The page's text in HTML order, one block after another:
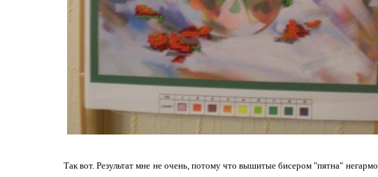
Так вот. Результат мне не очень, потому что вышитые бисером "пятна"